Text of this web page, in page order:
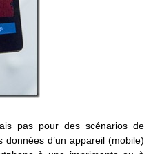
pas pour des scénarios de
d’un appareil (mobile)